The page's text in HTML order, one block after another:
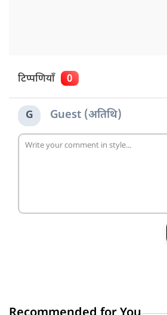
टिप्पणियाँ 0
G Guest (अतिथि)